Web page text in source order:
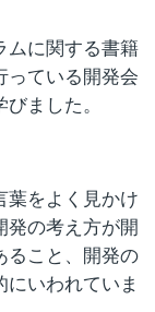
ムに関する書籍
っている開発会
ました。
葉をよく見かけ
発の考え方が開
ること、開発の
いわれていま